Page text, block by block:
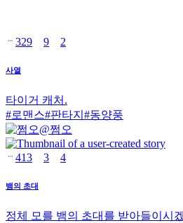
329 9 2
사열
타이거 캐처.
#로맨스#판타지 #동양풍
@쩜오
413 3 4
뱀의 초대
정체 모를 뱀의 초대를 받아들이시